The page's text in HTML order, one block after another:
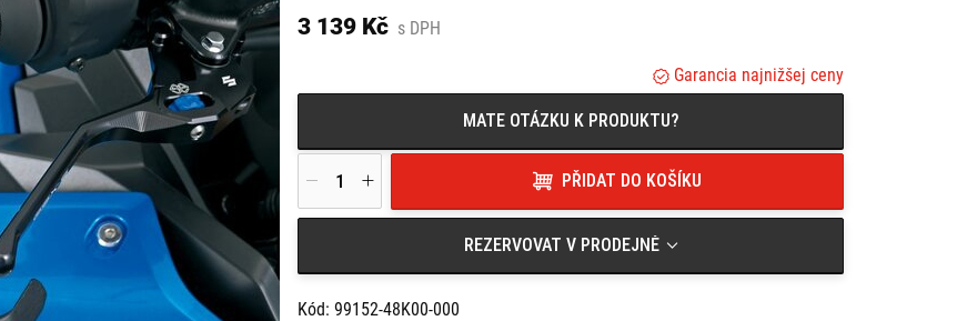
3 139 Kč s DPH
Garancia najnižšej ceny
MATE OTÁZKU K PRODUKTU?
PŘIDAT DO KOŠÍKU
REZERVOVAT V PRODEJNĚ
Kód: 99152-48K00-000